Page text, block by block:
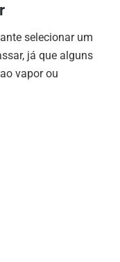
selecionar um
já que alguns
vapor ou